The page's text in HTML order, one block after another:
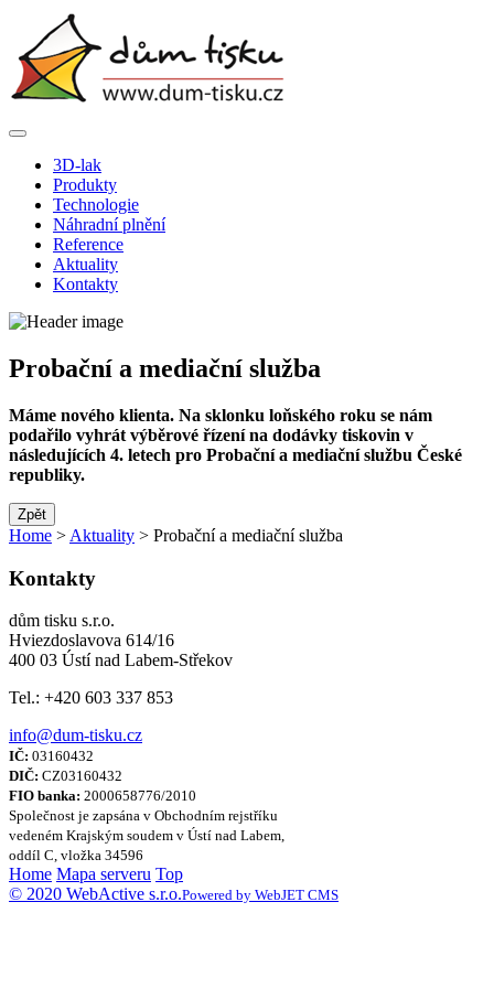
3D-lak
Produkty
Technologie
Náhradní plnění
Reference
Aktuality
Kontakty
Probační a mediační služba
Máme nového klienta. Na sklonku loňského roku se nám
podařilo vyhrát výběrové řízení na dodávky tiskovin v
následujících 4. letech pro Probační a mediační službu České
republiky.
Zpět
Home > Aktuality > Probační a mediační služba
Kontakty
dům tisku s.r.o.
Hviezdoslavova 614/16
400 03 Ústí nad Labem-Střekov
Tel.: +420 603 337 853
info@dum-tisku.cz
IČ: 03160432
DIČ: CZ03160432
FIO banka: 2000658776/2010
Společnost je zapsána v Obchodním rejstříku
vedeném Krajským soudem v Ústí nad Labem,
oddíl C, vložka 34596
Home Mapa serveru Top
© 2020 WebActive s.r.o.Powered by WebJET CMS